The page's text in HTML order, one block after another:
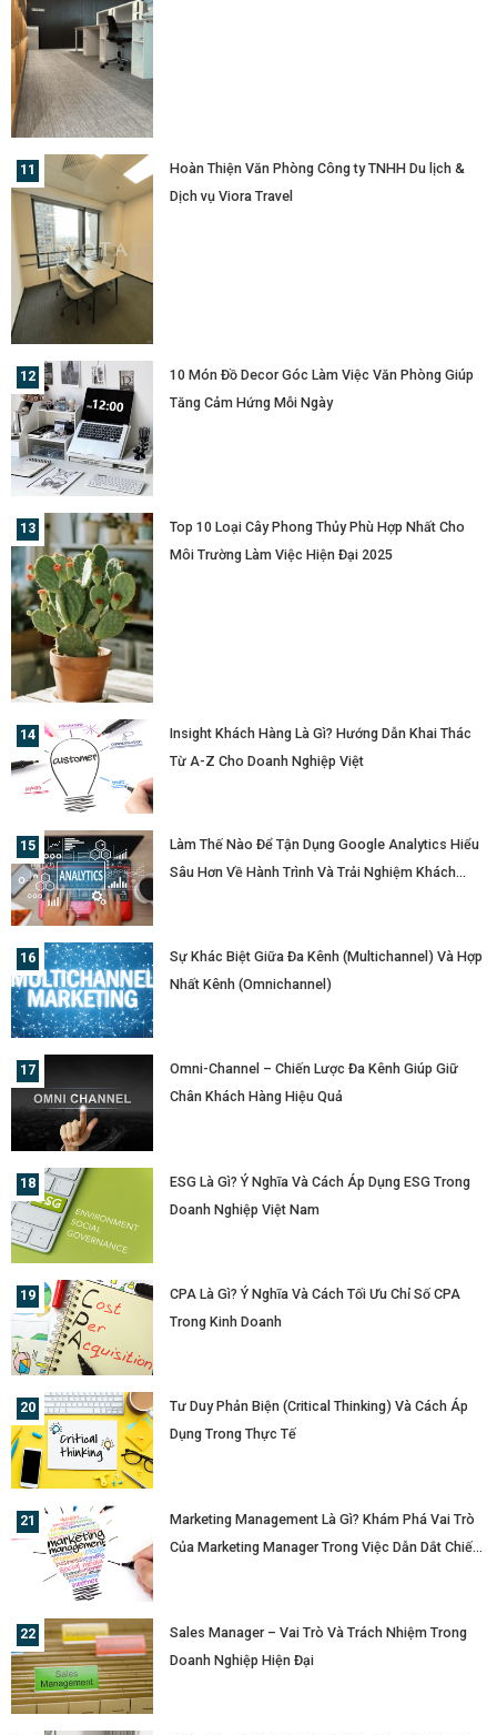
Hoàn Thiện Văn Phòng Công ty TNHH Du lịch &
Dịch vụ Viora Travel
10 Món Đồ Decor Góc Làm Việc Văn Phòng Giúp
Tăng Cảm Hứng Mỗi Ngày
Top 10 Loại Cây Phong Thủy Phù Hợp Nhất Cho
Môi Trường Làm Việc Hiện Đại 2025
Insight Khách Hàng Là Gì? Hướng Dẫn Khai Thác
Từ A-Z Cho Doanh Nghiệp Việt
Làm Thế Nào Để Tận Dụng Google Analytics Hiểu
Sâu Hơn Về Hành Trình Và Trải Nghiệm Khách
Sự Khác Biệt Giữa Đa Kênh (Multichannel) Và Hợp
Nhất Kênh (Omnichannel)
Omni-Channel – Chiến Lược Đa Kênh Giúp Giữ
Chân Khách Hàng Hiệu Quả
ESG Là Gì? Ý Nghĩa Và Cách Áp Dụng ESG Trong
Doanh Nghiệp Việt Nam
CPA Là Gì? Ý Nghĩa Và Cách Tối Ưu Chỉ Số CPA
Trong Kinh Doanh
Tư Duy Phản Biện (Critical Thinking) Và Cách Áp
Dụng Trong Thực Tế
Marketing Management Là Gì? Khám Phá Vai Trò
Của Marketing Manager Trong Việc Dẫn Dắt Chiến
Sales Manager – Vai Trò Và Trách Nhiệm Trong
Doanh Nghiệp Hiện Đại